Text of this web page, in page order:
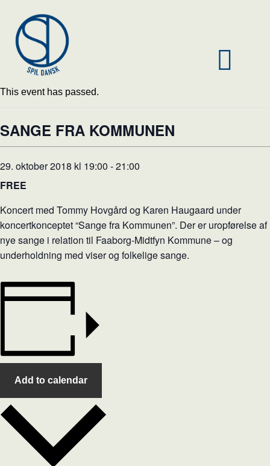
This event has passed.
SANGE FRA KOMMUNEN
29. oktober 2018 kl 19:00 -21:00
FREE
Koncert med Tommy Hovgård og Karen Haugaard under
koncertkonceptet “Sange fra Kommunen”. Der er uropførelse af
nye sange i relation til Faaborg-Midtfyn Kommune – og
underholdning med viser og folkelige sange.
Add to calendar